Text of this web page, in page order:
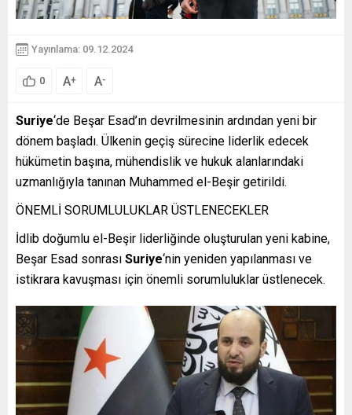
Yayınlama: 09.12.2024
0 A+ A-
Suriye‘de Beşar Esad’ın devrilmesinin ardından yeni bir
dönem başladı. Ülkenin geçiş sürecine liderlik edecek
hükümetin başına, mühendislik ve hukuk alanlarındaki
uzmanlığıyla tanınan Muhammed el-Beşir getirildi.
ÖNEMLİ SORUMLULUKLAR ÜSTLENECEKLER
İdlib doğumlu el-Beşir liderliğinde oluşturulan yeni kabine,
Beşar Esad sonrası Suriye‘nin yeniden yapılanması ve
istikrara kavuşması için önemli sorumluluklar üstlenecek.